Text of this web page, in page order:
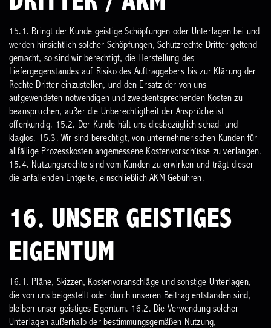
15.1. Bringt der Kunde geistige Schöpfungen oder Unterlagen bei und
werden hinsichtlich solcher Schöpfungen, Schutzrechte Dritter geltend
gemacht, so sind wir berechtigt, die Herstellung des
Liefergegenstandes auf Risiko des Auftraggebers bis zur Klärung der
Rechte Dritter einzustellen, und den Ersatz der von uns
aufgewendeten notwendigen und zweckentsprechenden Kosten zu
beanspruchen, außer die Unberechtigtheit der Ansprüche ist
offenkundig. 15.2. Der Kunde hält uns diesbezüglich schad- und
klaglos. 15.3. Wir sind berechtigt, von unternehmerischen Kunden für
allfällige Prozesskosten angemessene Kostenvorschüsse zu verlangen.
15.4. Nutzungsrechte sind vom Kunden zu erwirken und trägt dieser
die anfallenden Entgelte, einschließlich AKM Gebühren.
16. UNSER GEISTIGES
EIGENTUM
16.1. Pläne, Skizzen, Kostenvoranschläge und sonstige Unterlagen,
die von uns beigestellt oder durch unseren Beitrag entstanden sind,
bleiben unser geistiges Eigentum. 16.2. Die Verwendung solcher
Unterlagen außerhalb der bestimmungsgemäßen Nutzung,